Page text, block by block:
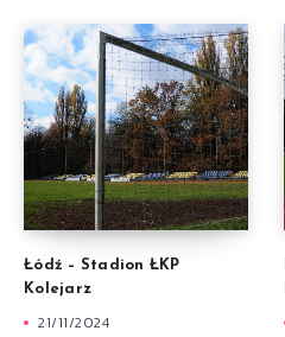
Łódź – Stadion ŁKP
Kolejarz
21/11/2024